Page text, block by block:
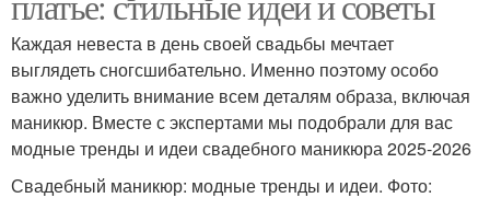
Каждая невеста в день своей свадьбы мечтает
выглядеть сногсшибательно. Именно поэтому особо
важно уделить внимание всем деталям образа, включая
маникюр. Вместе с экспертами мы подобрали для вас
модные тренды и идеи свадебного маникюра 2025-2026
Свадебный маникюр: модные тренды и идеи. Фото: